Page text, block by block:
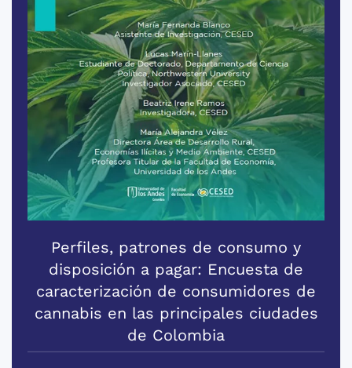
Perfiles, patrones de consumo y
disposición a pagar: Encuesta de
caracterización de consumidores de
cannabis en las principales ciudades
de Colombia